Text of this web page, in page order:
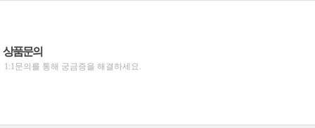
상품문의
1:1문의를 통해 궁금증을 해결하세요.